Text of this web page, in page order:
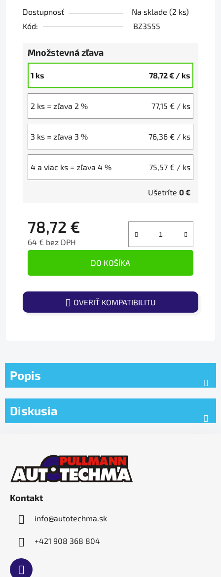
Dostupnosť Na sklade (2 ks)
Kód:
BZ3555
Množstevná zľava
1 ks 78,72 € / ks
2 ks = zľava 2 % 77,15 € / ks
3 ks = zľava 3 % 76,36 € / ks
4 a viac ks = zľava 4 % 75,57 € / ks
Ušetríte 0 €
78,72 €
64 € bez DPH
DO KOŠÍKA
OVERIŤ KOMPATIBILITU
Popis
Diskusia
Kontakt
info@autotechma.sk
+421 908 368 804